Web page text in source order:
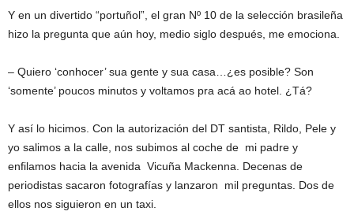
Y en un divertido “portuñol”, el gran Nº 10 de la selección brasileña
hizo la pregunta que aún hoy, medio siglo después, me emociona.
– Quiero ‘conhocer’ sua gente y sua casa…¿es posible? Son
‘somente’ poucos minutos y voltamos pra acá ao hotel. ¿Tá?
Y así lo hicimos. Con la autorización del DT santista, Rildo, Pele y
yo salimos a la calle, nos subimos al coche de mi padre y
enfilamos hacia la avenida Vicuña Mackenna. Decenas de
periodistas sacaron fotografías y lanzaron mil preguntas. Dos de
ellos nos siguieron en un taxi.